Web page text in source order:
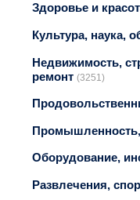
Здоровье и
Культура, наука,
Недвижимость,
ремонт (3251)
Оборудование,
Развлечения,